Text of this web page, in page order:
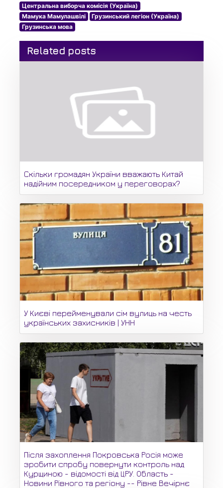
Центральна виборча комісія (Україна)
Мамука Мамулашвілі
Грузинський легіон (Україна)
Грузинська мова
Related posts
Скільки громадян України вважають Китай
надійним посередником у переговорах?
У Києві перейменували сім вулиць на честь
українських захисників | УНН
Після захоплення Покровська Росія може
зробити спробу повернути контроль над
Курщиною - відомості від ЦРУ. Область -
Новини Рівного та регіону -- Рівне Вечірнє